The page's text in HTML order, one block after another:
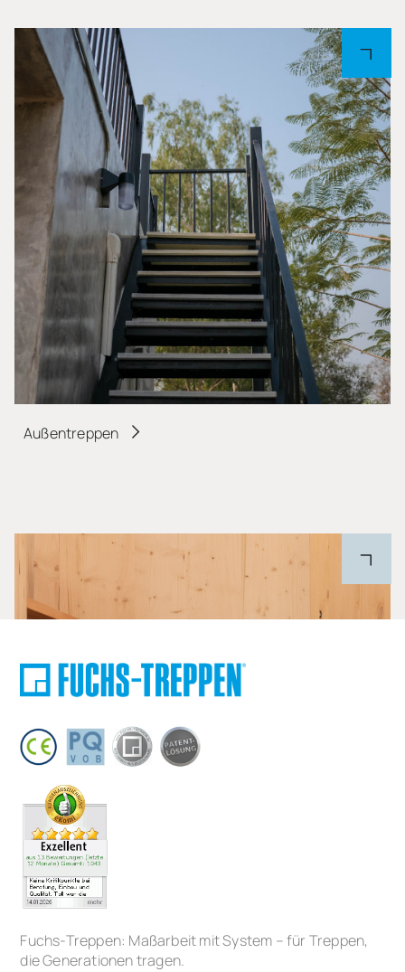
Außentreppen
Modulare Zweiholmtreppe
Fuchs-Treppen: Maßarbeit mit System – für Treppen,
die Generationen tragen.